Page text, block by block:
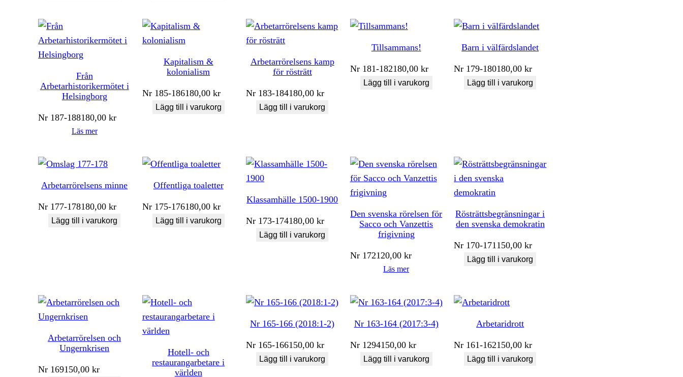
Från
Arbetarhistorikermötet i
Helsingborg
Nr 187-188180,00kr
Läs mer
Kapitalism &
kolonialism
Nr 185-186180,00 kr
Lägg till i varukorg
Arbetarrörelsens kamp
för rösträtt
Nr 183-184180,00kr
Lägg till i varukorg
Tillsammans!
Nr 181-182180,00 kr
Lägg till i varukorg
Barn i välfärdslandet
Nr 179-180180,00kr
Lägg till i varukorg
Arbetarrörelsens minne
Nr 177-178180,00kr
Lägg till i varukorg
Offentliga toaletter
Nr 175-176180,00 kr
Lägg till i varukorg
Klassamhälle 1500-1900
Nr 173-174180,00kr
Lägg till i varukorg
Den svenska rörelsen för
Sacco och Vanzettis
frigivning
Nr 172120,00 kr
Läs mer
Rösträttsbegränsningar i
den svenska demokratin
Nr 170-171150,00kr
Lägg till i varukorg
Arbetarrörelsen och
Ungernkrisen
Nr 169150,00kr
Hotell- och
restaurangarbetare i
världen
Nr 165-166 (2018:1-2)
Nr 165-166150,00kr
Lägg till i varukorg
Nr 163-164 (2017:3-4)
Nr 1294150,00 kr
Lägg till i varukorg
Arbetaridrott
Nr 161-162150,00kr
Lägg till i varukorg